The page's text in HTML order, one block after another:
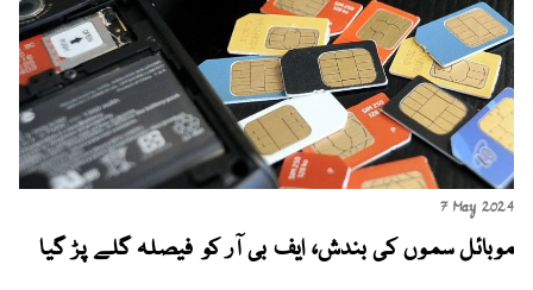
7 May 2024
موبائل سموں کی بندش، ایف بی آر کو فیصلہ گلے پڑ گیا